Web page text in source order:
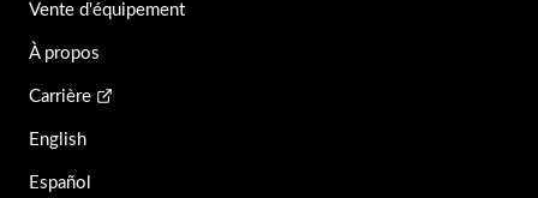
Vente d'équipement
À propos
Carrière
English
Español